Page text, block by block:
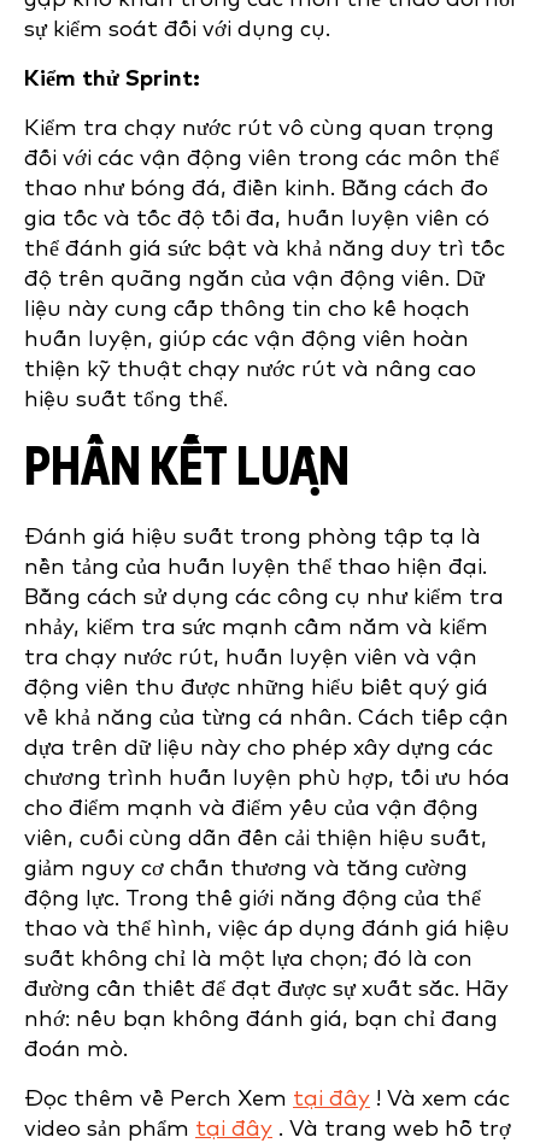
sự kiểm soát đối với dụng cụ.
Kiểm thử Sprint:
Kiểm tra chạy nước rút vô cùng quan trọng
đối với các vận động viên trong các môn thể
thao như bóng đá, điền kinh. Bằng cách đo
gia tốc và tốc độ tối đa, huấn luyện viên có
thể đánh giá sức bật và khả năng duy trì tốc
độ trên quãng ngắn của vận động viên. Dữ
liệu này cung cấp thông tin cho kế hoạch
huấn luyện, giúp các vận động viên hoàn
thiện kỹ thuật chạy nước rút và nâng cao
hiệu suất tổng thể.
PHẦN KẾT LUẬN
Đánh giá hiệu suất trong phòng tập tạ là
nền tảng của huấn luyện thể thao hiện đại.
Bằng cách sử dụng các công cụ như kiểm tra
nhảy, kiểm tra sức mạnh cầm nắm và kiểm
tra chạy nước rút, huấn luyện viên và vận
động viên thu được những hiểu biết quý giá
về khả năng của từng cá nhân. Cách tiếp cận
dựa trên dữ liệu này cho phép xây dựng các
chương trình huấn luyện phù hợp, tối ưu hóa
cho điểm mạnh và điểm yếu của vận động
viên, cuối cùng dẫn đến cải thiện hiệu suất,
giảm nguy cơ chấn thương và tăng cường
động lực. Trong thế giới năng động của thể
thao và thể hình, việc áp dụng đánh giá hiệu
suất không chỉ là một lựa chọn; đó là con
đường cần thiết để đạt được sự xuất sắc. Hãy
nhớ: nếu bạn không đánh giá, bạn chỉ đang
đoán mò.
Đọc thêm về Perch Xem tại đây ! Và xem các
video sản phẩm tại đây . Và trang web hỗ trợ